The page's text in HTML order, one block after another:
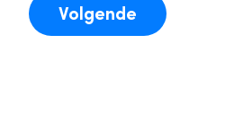
Volgende